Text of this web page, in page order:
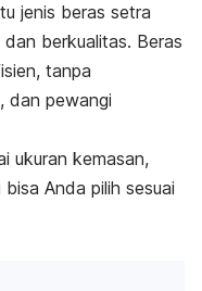
jenis beras setra
berkualitas. Beras
tanpa
dan pewangi
ukuran kemasan,
Anda pilih sesuai